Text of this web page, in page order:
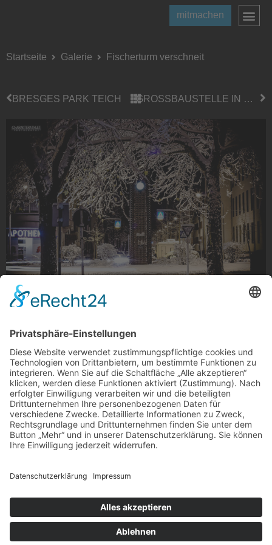
mitmachen
Startseite Galerie Fischerturm verschneit
BRESGES PARK TEICH GROSSBAUSTELLE IN RHEYDT
Fischerturm verschneit
Fischerturm verschneit, Brucknerallee
Wie gemalt umrahmen die verschneiten Äste der Allee
den Fischerturm.
Foto: Andreas Lousberg